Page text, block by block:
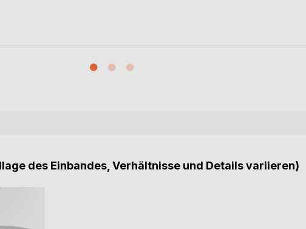
des Einbandes, Verhältnisse und Details variieren)